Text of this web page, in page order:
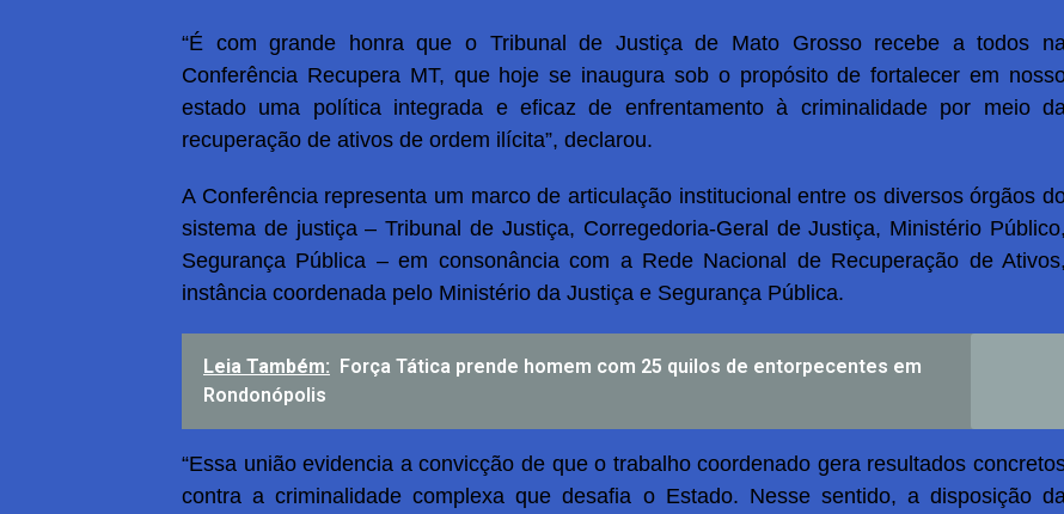
“É com grande honra que o Tribunal de Justiça de Mato Grosso recebe a todos na
Conferência Recupera MT, que hoje se inaugura sob o propósito de fortalecer em
estado uma política integrada e eficaz de enfrentamento à criminalidade por meio da
recuperação de ativos de ordem ilícita”, declarou.
A Conferência representa um marco de articulação institucional entre os diversos órgãos
sistema de justiça – Tribunal de Justiça, Corregedoria-Geral de Justiça, Ministério Público,
Segurança Pública – em consonância com a Rede Nacional de Recuperação de Ativos,
instância coordenada pelo Ministério da Justiça e Segurança Pública.
Leia Também: Força Tática prende homem com 25 quilos de entorpecentes em
Rondonópolis
“Essa união evidencia a convicção de que o trabalho coordenado gera resultados
contra a criminalidade complexa que desafia o Estado. Nesse sentido, a disposição da